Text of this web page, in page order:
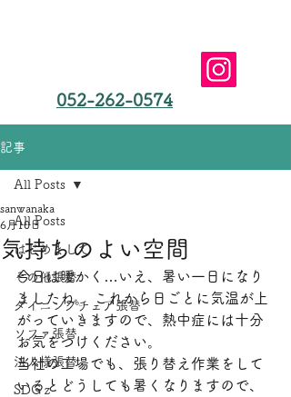
052-262-0574
記事
All Posts
はじめまして
その他張替
ダイニングチェア張替
ソファ張替
法人様張替
SDGｚ
All Posts
気持ちのよい空間
sanwanaka
6月10日
今日は暖かく…いえ、暑い一日になり
ましたね。 これから日ごとに気温が上
がっていきますので、熱中症には十分
お気をつけください。
当社の工場でも、張り替え作業をして
いるとどうしても暑くなりますので、